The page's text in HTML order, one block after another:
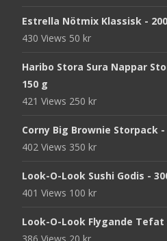
Estrella Nötmix Klassisk -
430 Views 50 kr
Haribo Stora Sura Nappar
150 g
421 Views 250 kr
Corny Big Brownie Storpack -
402 Views 350 kr
Look-O-Look Sushi Godis -
401 Views 100 kr
Look-O-Look Flygande Tefat